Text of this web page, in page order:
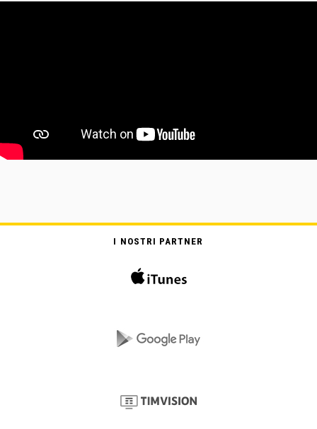
I NOSTRI PARTNER